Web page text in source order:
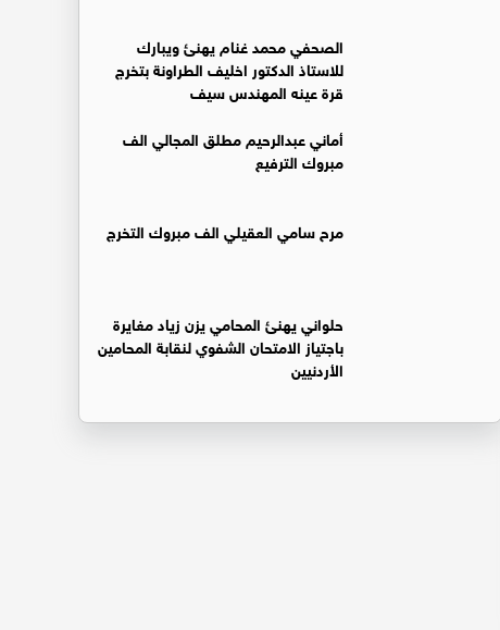
الصحفي محمد غنام يهنئ ويبارك
للاستاذ الدكتور اخليف الطراونة بتخرج
قرة عينه المهندس سيف
أماني عبدالرحيم مطلق المجالي الف
مبروك الترفيع
مرح سامي العقيلي الف مبروك التخرج
حلواني يهنئ المحامي يزن زياد مغايرة
باجتياز الامتحان الشفوي لنقابة المحامين
الأردنيين